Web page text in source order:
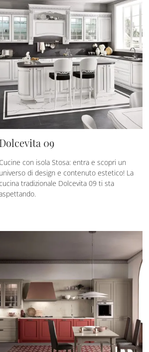
Dolcevita 09
Cucine con isola Stosa: entra e scopri un
universo di design e contenuto estetico! La
tradizionale Dolcevita 09 ti sta